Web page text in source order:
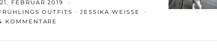
21. FEBRUAR 2019
OUTFITS
JESSIKA WEISSE
KOMMENTARE